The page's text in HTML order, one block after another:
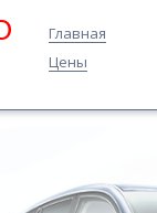
Главная
Цены